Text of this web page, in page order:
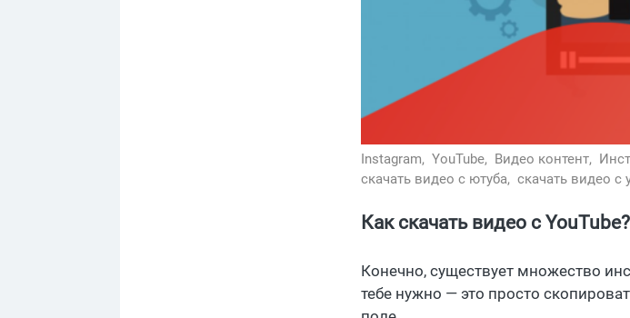
Instagram, YouTube, Видео контент,
скачать видео с ютуба, скачать видео с
Как скачать видео с YouTube?
Конечно, существует множество
тебе нужно — это просто